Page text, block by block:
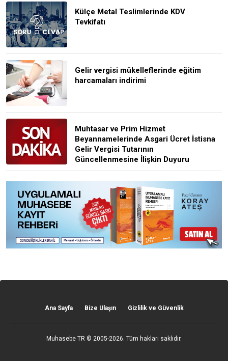
Külçe Metal Teslimlerinde KDV
Tevkifatı
Gelir vergisi mükelleflerinde eğitim
harcamaları indirimi
Muhtasar ve Prim Hizmet
Beyannamelerinde Asgari Ücret İstisna
Gelir Vergisi Tutarının
Güncellenmesine İlişkin Duyuru
Ana Sayfa Bize Ulaşın Gizlilik ve Güvenlik
Muhasebe TR © 2005-2026. Tüm hakları saklıdır.